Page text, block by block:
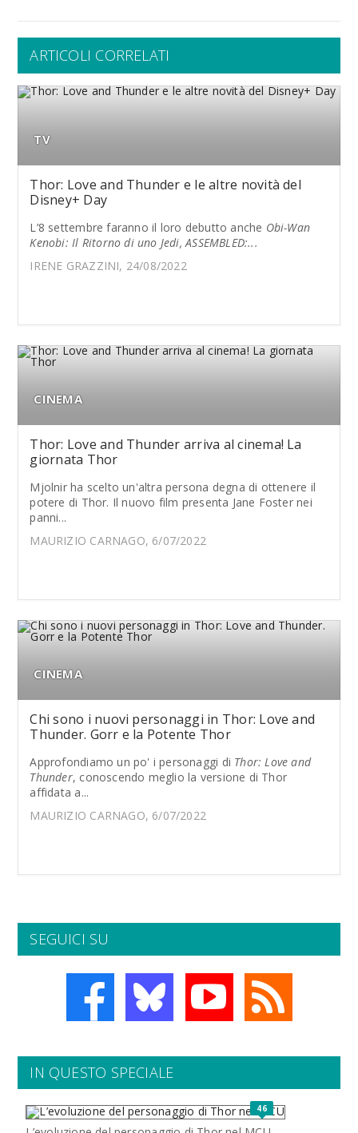
ARTICOLI CORRELATI
TV
Thor: Love and Thunder e le altre novità del
Disney+ Day
L’8 settembre faranno il loro debutto anche Obi-Wan
Kenobi: Il Ritorno di uno Jedi, ASSEMBLED:...
IRENE GRAZZINI, 24/08/2022
CINEMA
Thor: Love and Thunder arriva al cinema! La
giornata Thor
Mjolnir ha scelto un'altra persona degna di ottenere il
potere di Thor. Il nuovo film presenta Jane Foster nei
panni...
MAURIZIO CARNAGO, 6/07/2022
CINEMA
Chi sono i nuovi personaggi in Thor: Love and
Thunder. Gorr e la Potente Thor
Approfondiamo un po' i personaggi di Thor: Love and
Thunder, conoscendo meglio la versione di Thor
affidata a...
MAURIZIO CARNAGO, 6/07/2022
SEGUICI SU
IN QUESTO SPECIALE
46